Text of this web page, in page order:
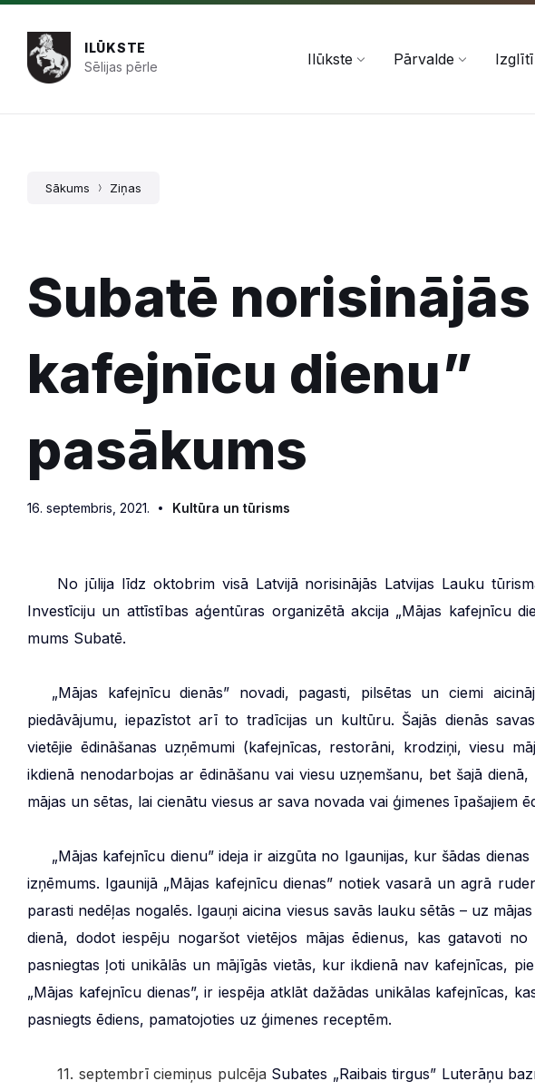
Pāriet
saturu
Skip
navigation
Skip
footer
ILŪKSTE
Sēlijas pērle
Ilūkste Pārvalde
Sākums Ziņas
Subatē
kafejnīcu dienu”
pasākums
16. septembris, 2021. Kultūra un tūrisms
No jūlija līdz oktobrim visā Latvijā norisinājās Latvijas Lauku
Investīciju un attīstības aģentūras organizētā akcija „Mājas kafejnīcu
mums Subatē.
„Mājas kafejnīcu dienās” novadi, pagasti, pilsētas un ciemi
piedāvājumu, iepazīstot arī to tradīcijas un kultūru. Šajās dienās
vietējie ēdināšanas uzņēmumi (kafejnīcas, restorāni, krodziņi, viesu
ikdienā nenodarbojas ar ēdināšanu vai viesu uzņemšanu, bet šajā
mājas un sētas, lai cienātu viesus ar sava novada vai ģimenes īpašajiem
„Mājas kafejnīcu dienu” ideja ir aizgūta no Igaunijas, kur šādas
izņēmums. Igaunijā „Mājas kafejnīcu dienas” notiek vasarā un agrā
parasti nedēļas nogalēs. Igauņi aicina viesus savās lauku sētās – uz
dienā, dodot iespēju nogaršot vietējos mājas ēdienus, kas gatavoti
pasniegtas ļoti unikālās un mājīgās vietās, kur ikdienā nav kafejnīcas,
„Mājas kafejnīcu dienas”, ir iespēja atklāt dažādas unikālas kafejnīcas,
pasniegts ēdiens, pamatojoties uz ģimenes receptēm.
11. septembrī ciemiņus pulcēja Subates „Raibais tirgus” Luterāņu